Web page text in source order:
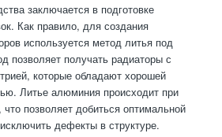
заключается в подготовке
Как правило, для создания
используется метод литья под
позволяет получать радиаторы с
которые обладают хорошей
Литье алюминия происходит при
позволяет добиться оптимальной
дефекты в структуре.